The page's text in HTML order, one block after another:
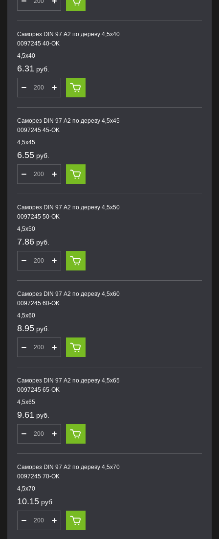
Саморез DIN 97 А2 по дереву 4,5х40
0097245 40-OK
4,5х40
6.31 руб.
Саморез DIN 97 А2 по дереву 4,5х45
0097245 45-OK
4,5х45
6.55 руб.
Саморез DIN 97 А2 по дереву 4,5х50
0097245 50-OK
4,5х50
7.86 руб.
Саморез DIN 97 А2 по дереву 4,5х60
0097245 60-OK
4,5х60
8.95 руб.
Саморез DIN 97 А2 по дереву 4,5х65
0097245 65-OK
4,5х65
9.61 руб.
Саморез DIN 97 А2 по дереву 4,5х70
0097245 70-OK
4,5х70
10.15 руб.